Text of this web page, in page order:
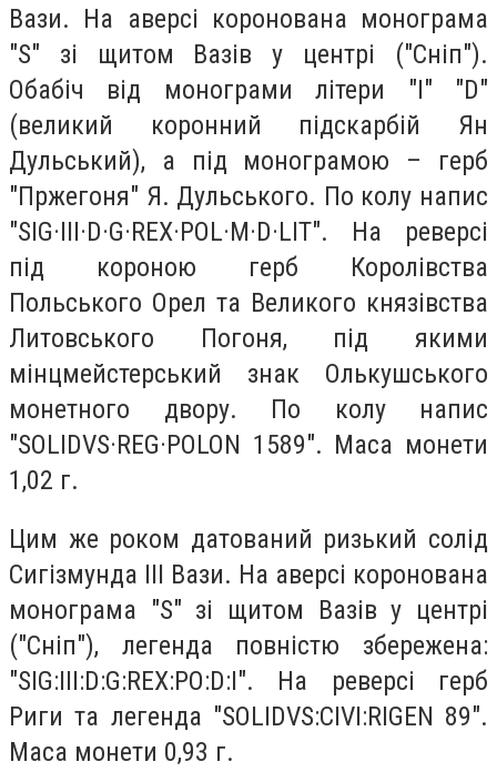
Вази. На аверсі коронована монограма
"S" зі щитом Вазів у центрі ("Сніп").
Обабіч від монограми літери "I" "D"
(великий коронний підскарбій Ян
Дульський), а під монограмою – герб
"Пржегоня" Я. Дульського. По колу напис
"SIG·III·D·G·REX·POL·M·D·LIT". На реверсі
під короною герб Королівства
Польського Орел та Великого князівства
Литовського Погоня, під якими
мінцмейстерський знак Олькушського
монетного двору. По колу напис
"SOLIDVS·REG·POLON 1589". Маса монети
1,02 г.
Цим же роком датований ризький солід
Сигізмунда ІІІ Вази. На аверсі коронована
монограма "S" зі щитом Вазів у центрі
("Сніп"), легенда повністю збережена:
"SIG:III:D:G:REX:PO:D:I". На реверсі герб
Риги та легенда "SOLIDVS:CIVI:RIGEN 89".
Маса монети 0,93 г.